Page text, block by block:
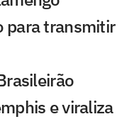
para transmitir
e viraliza